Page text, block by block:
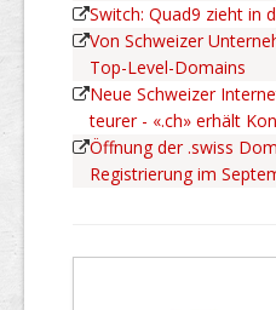
Switch: Quad9 zieht in
Von Schweizer
Top-Level-Domains
Neue Schweizer
teurer - «.ch» erhält
Öffnung der .swiss
Registrierung im